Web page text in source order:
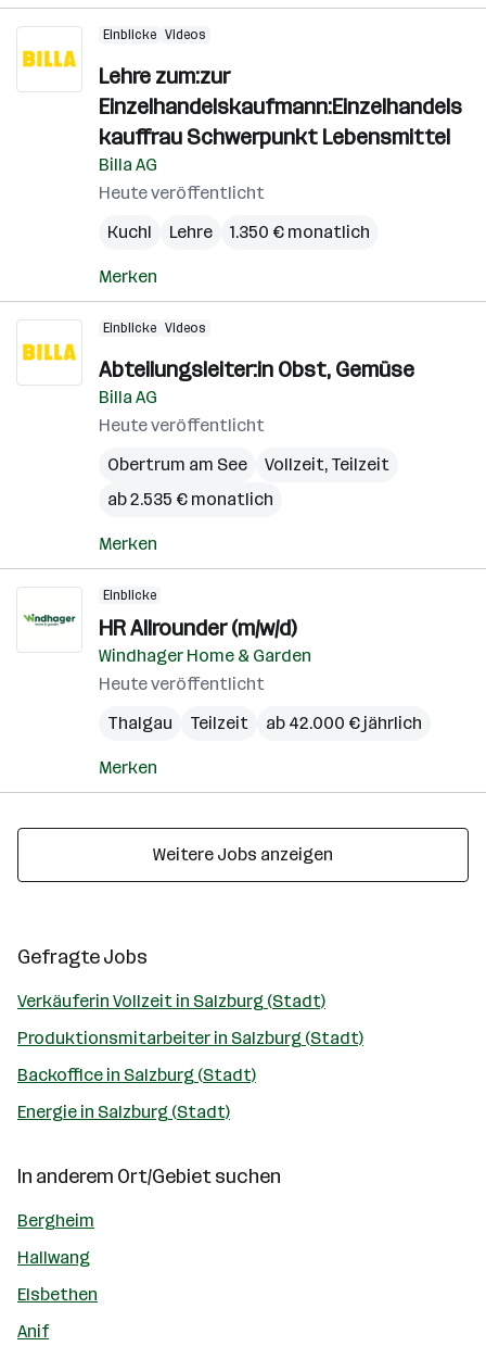
Einblicke Videos
Lehre zum:zur
Einzelhandelskaufmann:Einzelhandels
kauffrau Schwerpunkt Lebensmittel
Billa AG
Heute veröffentlicht
Kuchl
Lehre 1.350 € monatlich
Merken
Einblicke Videos
Abteilungsleiter:in Obst, Gemüse
Billa AG
Heute veröffentlicht
Obertrum am See
Vollzeit, Teilzeit
ab 2.535 € monatlich
Merken
Einblicke
HR Allrounder (m/w/d)
Windhager Home & Garden
Heute veröffentlicht
Thalgau
Teilzeit ab 42.000 € jährlich
Merken
Weitere Jobs anzeigen
Gefragte Jobs
Verkäuferin Vollzeit in Salzburg (Stadt)
Produktionsmitarbeiter in Salzburg (Stadt)
Backoffice in Salzburg (Stadt)
Energie in Salzburg (Stadt)
In anderem Ort/Gebiet suchen
Bergheim
Hallwang
Elsbethen
Anif